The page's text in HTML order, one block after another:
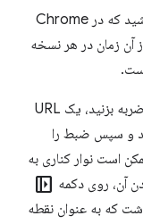
ممکن است قبلاً متوجه نوار کناری جدید شده باشید که در Chrome
آن زمان در هر نسخه
در پانل عملکرد ضربه بزنید، یک URL
و سپس ضبط را
است نوار کناری به
آن، روی دکمه left_panel_open
که به عنوان نقطه